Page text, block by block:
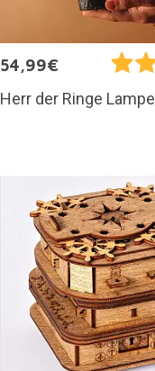
54,99€
Herr der Ringe Lampe